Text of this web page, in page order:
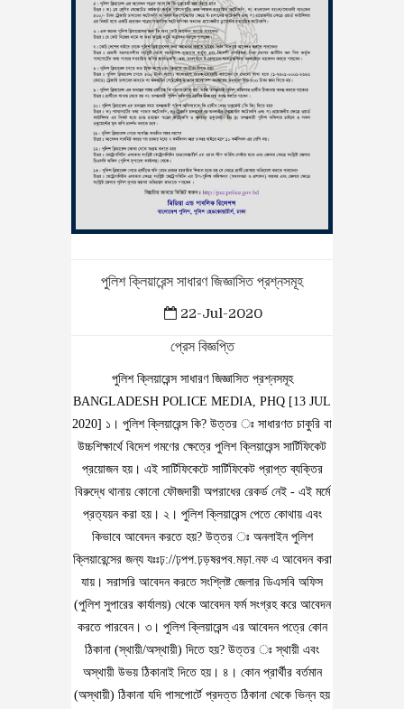
পুলিশ ক্লিয়ারেন্স সাধারণ জিজ্ঞাসিত প্রশ্নসমূহ
22-Jul-2020
প্রেস বিজ্ঞপ্তি
পুলিশ ক্লিয়ারেন্স সাধারণ জিজ্ঞাসিত প্রশ্নসমূহ
BANGLADESH POLICE MEDIA, PHQ [13 JUL
2020] ১। পুলিশ ক্লিয়ারেন্স কি? উত্তর ঃ সাধারণত চাকুরি বা
উচ্চশিক্ষার্থে বিদেশ গমণের ক্ষেত্রে পুলিশ ক্লিয়ারেন্স সার্টিফিকেট
প্রয়োজন হয়। এই সার্টিফিকেটে সার্টিফিকেট প্রাপ্ত ব্যক্তির
বিরুদ্ধে থানায় কোনো ফৌজদারী অপরাধের রেকর্ড নেই - এই মর্মে
প্রত্যয়ন করা হয়। ২। পুলিশ ক্লিয়ারেন্স পেতে কোথায় এবং
কিভাবে আবেদন করতে হয়? উত্তর ঃ অনলাইন পুলিশ
ক্লিয়ারেন্সের জন্য যঃঃঢ়://ঢ়পপ.ঢ়ড়ষরপব.মড়া.নফ এ আবেদন করা
যায়। সরাসরি আবেদন করতে সংশ্লিষ্ট জেলার ডিএসবি অফিস
(পুলিশ সুপারের কার্যালয়) থেকে আবেদন ফর্ম সংগ্রহ করে আবেদন
করতে পারবেন। ৩। পুলিশ ক্লিয়ারেন্স এর আবেদন পত্রে কোন
ঠিকানা (স্থায়ী/অস্থায়ী) দিতে হয়? উত্তর ঃ স্থায়ী এবং
অস্থায়ী উভয় ঠিকানাই দিতে হয়। ৪। কোন প্রার্থীর বর্তমান
(অস্থায়ী) ঠিকানা যদি পাসপোর্টে প্রদত্ত ঠিকানা থেকে ভিন্ন হয়